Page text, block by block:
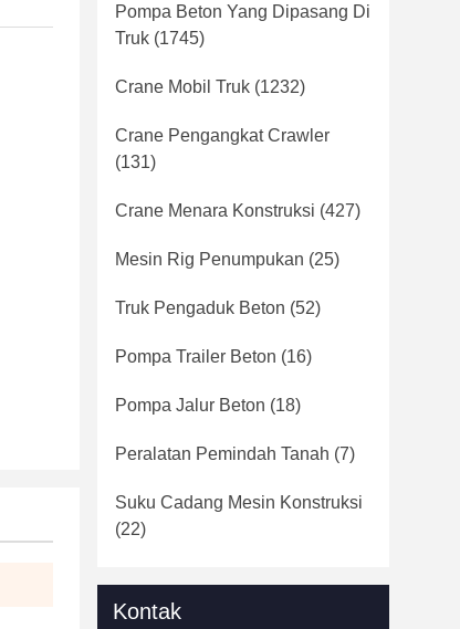
Pompa Beton Yang Dipasang Di
Truk (1745)
Crane Mobil Truk (1232)
Crane Pengangkat Crawler
(131)
Crane Menara Konstruksi (427)
Mesin Rig Penumpukan (25)
Truk Pengaduk Beton (52)
Pompa Trailer Beton (16)
Pompa Jalur Beton (18)
Peralatan Pemindah Tanah (7)
Suku Cadang Mesin Konstruksi
(22)
Kontak